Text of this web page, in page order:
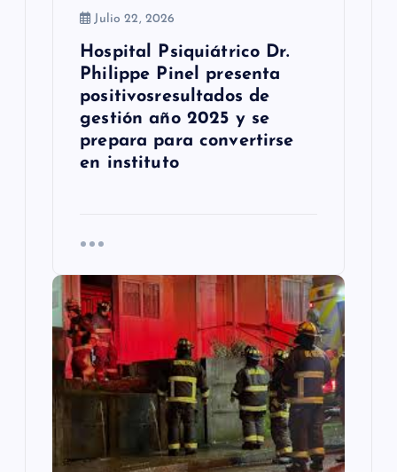
Julio 22, 2026
Hospital Psiquiátrico Dr.
Philippe Pinel presenta
positivosresultados de
gestión año 2025 y se
prepara para convertirse
en instituto